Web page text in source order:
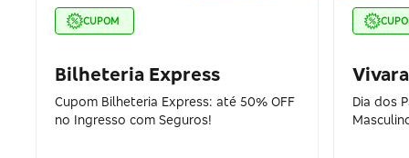
CUPOM
Bilheteria Express
Cupom Bilheteria Express: até 50% OFF
no Ingresso com Seguros!
Vivara
Dia dos